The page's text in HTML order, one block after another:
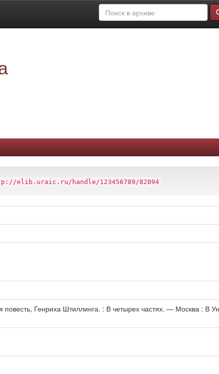
elib.uraic.ru/handle/123456789/82894
Генриха Штиллинга. : В четырех частях. — Москва : В